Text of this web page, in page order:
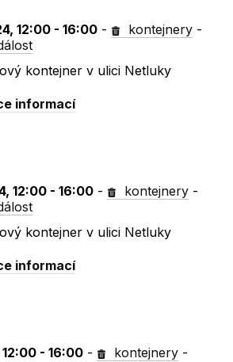
12:00 - 16:00 - kontejnery -
kontejner v ulici Netluky
informací
12:00 - 16:00 - kontejnery -
kontejner v ulici Netluky
informací
12:00 - 16:00 - kontejnery -